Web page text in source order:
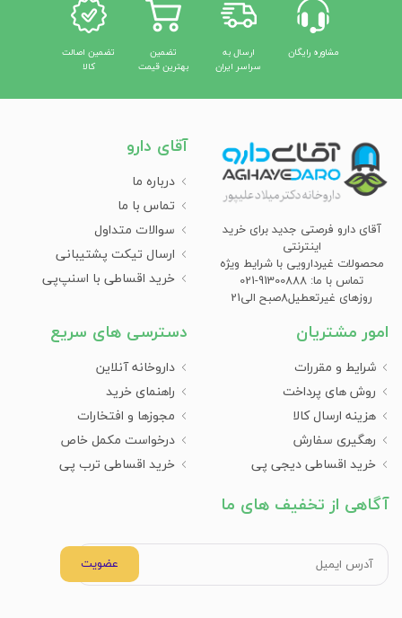
مشاوره رایگان
ارسال به
سراسر ایران
تضمین
بهترین قیمت
تضمین اصالت
کالا
آقای دارو فرصتی جدید برای خرید
اینترنتی
محصولات غیردارویی با شرایط ویژه
تماس با ما: 91300888-021
روزهای غیرتعطیل8صبح الی21
آقای دارو
درباره ما
تماس با ما
سوالات متداول
ارسال تیکت پشتیبانی
خرید اقساطی با اسنپ‌پی
امور مشتریان
شرایط و مقررات
روش های پرداخت
هزینه ارسال کالا
رهگیری سفارش
خرید اقساطی دیجی پی
دسترسی های سریع
داروخانه آنلاین
راهنمای خرید
مجوزها و افتخارات
درخواست مکمل خاص
خرید اقساطی ترب پی
آگاهی از تخفیف های ما
عضویت